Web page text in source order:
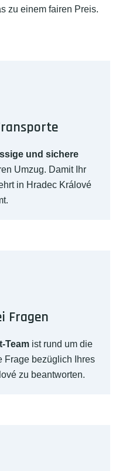
zu einem fairen Preis.
und sichere
Umzug. Damit Ihr
in Hradec Králové
Fragen
Teamist rund um die
Frage bezüglich Ihres
zu beantworten.